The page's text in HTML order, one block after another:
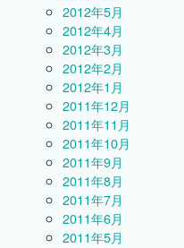
2012年5月
2012年4月
2012年3月
2012年2月
2012年1月
2011年12月
2011年11月
2011年10月
2011年9月
2011年8月
2011年7月
2011年6月
2011年5月